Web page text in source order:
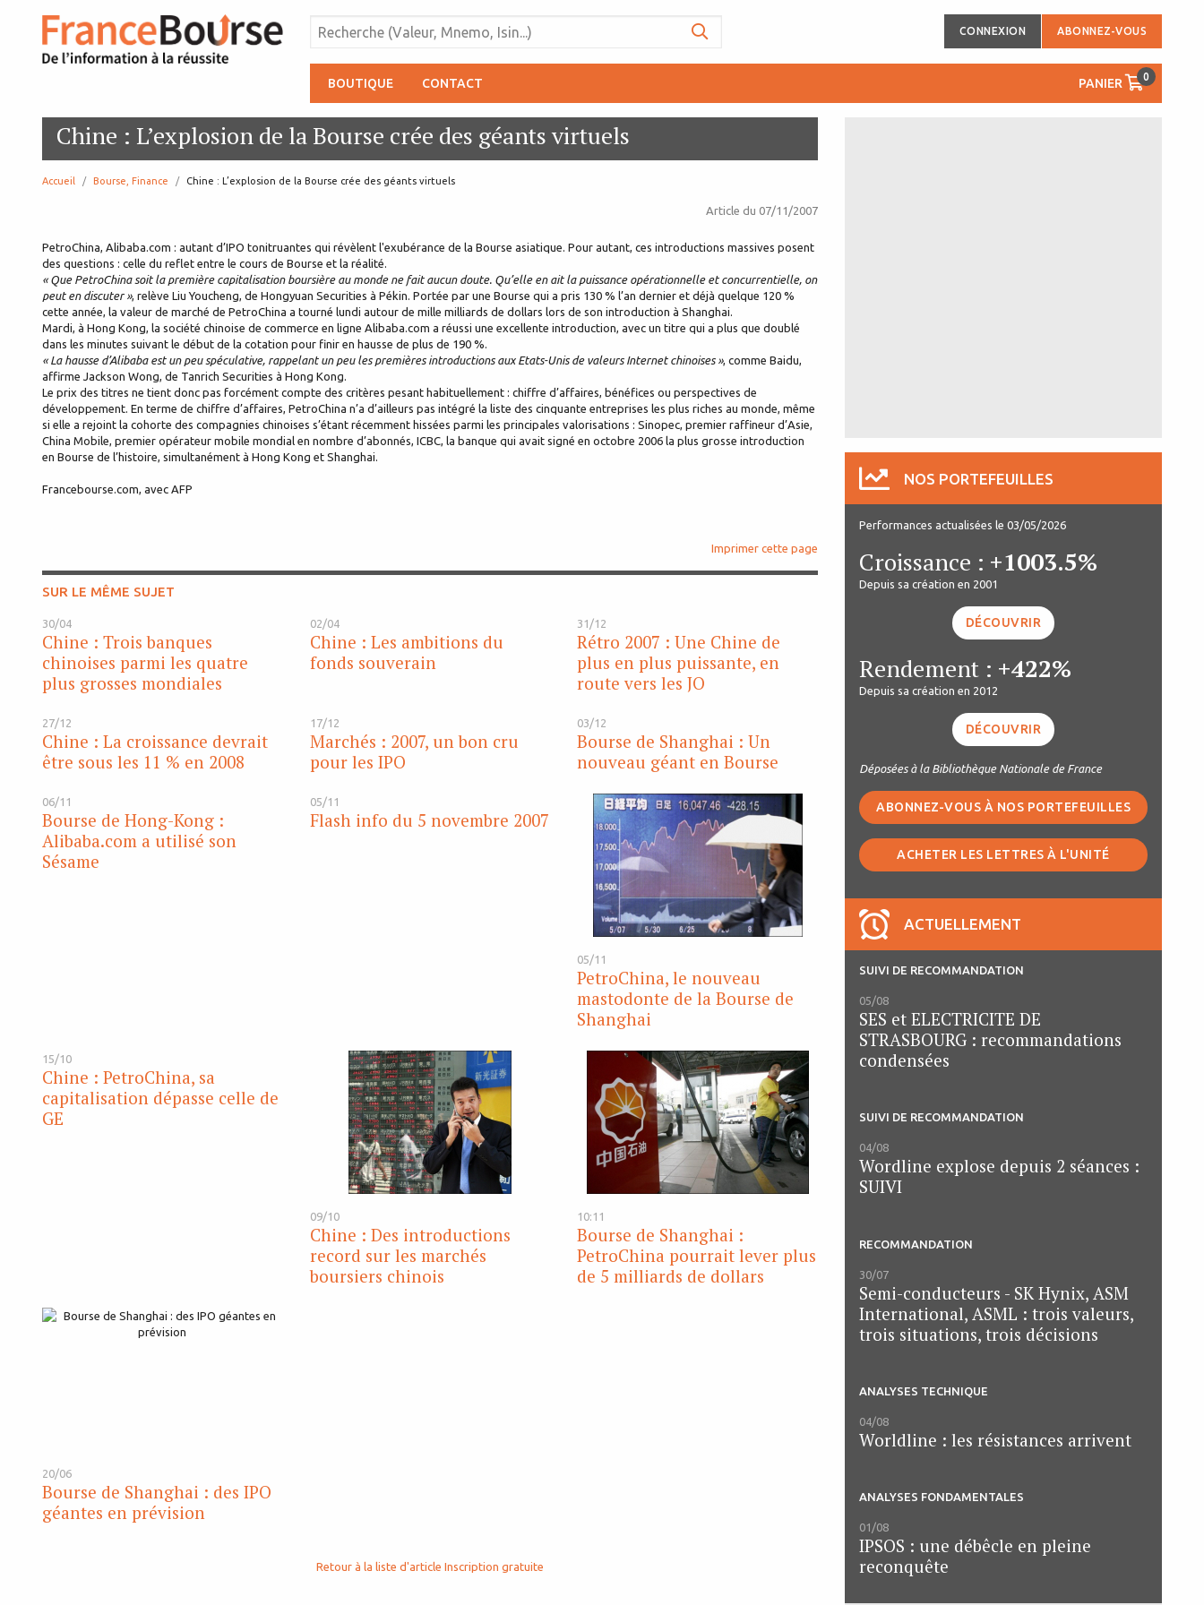
CONNEXION ABONNEZ-VOUS
BOUTIQUE CONTACT PANIER 0
Chine : L’explosion de la Bourse crée des géants virtuels
Accueil Bourse, Finance page:
Chine : L’explosion de la Bourse crée des géants virtuels
Article du 07/11/2007
PetroChina, Alibaba.com : autant d’IPO tonitruantes qui révèlent l'exubérance de la Bourse asiatique. Pour autant, ces introductions massives posent
des questions : celle du reflet entre le cours de Bourse et la réalité.
« Que PetroChina soit la première capitalisation boursière au monde ne fait aucun doute. Qu’elle en ait la puissance opérationnelle et concurrentielle, on
peut en discuter », relève Liu Youcheng, de Hongyuan Securities à Pékin. Portée par une Bourse qui a pris 130 % l’an dernier et déjà quelque 120 %
cette année, la valeur de marché de PetroChina a tourné lundi autour de mille milliards de dollars lors de son introduction à Shanghai.
Mardi, à Hong Kong, la société chinoise de commerce en ligne Alibaba.com a réussi une excellente introduction, avec un titre qui a plus que doublé
dans les minutes suivant le début de la cotation pour finir en hausse de plus de 190 %.
« La hausse d’Alibaba est un peu spéculative, rappelant un peu les premières introductions aux Etats-Unis de valeurs Internet chinoises », comme Baidu,
affirme Jackson Wong, de Tanrich Securities à Hong Kong.
Le prix des titres ne tient donc pas forcément compte des critères pesant habituellement : chiffre d’affaires, bénéfices ou perspectives de
développement. En terme de chiffre d’affaires, PetroChina n’a d’ailleurs pas intégré la liste des cinquante entreprises les plus riches au monde, même
si elle a rejoint la cohorte des compagnies chinoises s’étant récemment hissées parmi les principales valorisations : Sinopec, premier raffineur d’Asie,
China Mobile, premier opérateur mobile mondial en nombre d’abonnés, ICBC, la banque qui avait signé en octobre 2006 la plus grosse introduction
en Bourse de l’histoire, simultanément à Hong Kong et Shanghai.
Francebourse.com, avec AFP
Imprimer cette page
SUR LE MÊME SUJET
30/04
Chine : Trois banques
chinoises parmi les quatre
plus grosses mondiales
02/04
Chine : Les ambitions du
fonds souverain
31/12
Rétro 2007 : Une Chine de
plus en plus puissante, en
route vers les JO
27/12
Chine : La croissance devrait
être sous les 11 % en 2008
17/12
Marchés : 2007, un bon cru
pour les IPO
03/12
Bourse de Shanghai : Un
nouveau géant en Bourse
06/11
Bourse de Hong-Kong :
Alibaba.com a utilisé son
Sésame
05/11
Flash info du 5 novembre 2007
05/11
PetroChina, le nouveau
mastodonte de la Bourse de
Shanghai
15/10
Chine : PetroChina, sa
capitalisation dépasse celle de
GE
09/10
Chine : Des introductions
record sur les marchés
boursiers chinois
10:11
Bourse de Shanghai :
PetroChina pourrait lever plus
de 5 milliards de dollars
20/06
Bourse de Shanghai : des IPO
géantes en prévision
Retour à la liste d'article Inscription gratuite
NOS PORTEFEUILLES
Performances actualisées le 03/05/2026
Croissance : +1003.5%
Depuis sa création en 2001
DÉCOUVRIR
Rendement : +422%
Depuis sa création en 2012
DÉCOUVRIR
Déposées à la Bibliothèque Nationale de France
ABONNEZ-VOUS À NOS PORTEFEUILLES
ACHETER LES LETTRES À L'UNITÉ
ACTUELLEMENT
SUIVI DE RECOMMANDATION
05/08
SES et ELECTRICITE DE
STRASBOURG : recommandations
condensées
SUIVI DE RECOMMANDATION
04/08
Wordline explose depuis 2 séances :
SUIVI
RECOMMANDATION
30/07
Semi-conducteurs - SK Hynix, ASM
International, ASML : trois valeurs,
trois situations, trois décisions
ANALYSES TECHNIQUE
04/08
Worldline : les résistances arrivent
ANALYSES FONDAMENTALES
01/08
IPSOS : une débêcle en pleine
reconquête